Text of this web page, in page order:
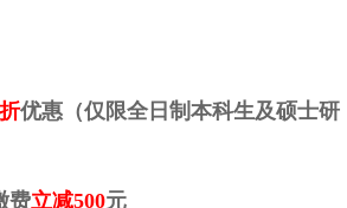
优惠（仅限全日制本科生及硕士研
费立减500元